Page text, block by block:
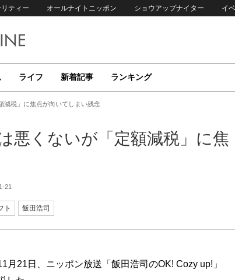
ティー オールナイトニッポン ショウアップナイター イ
ライフ 新着記事 ランキング
税」に焦点が向いてしまい残念
悪くないが「定額減税」に焦
21
ト 飯田浩司
21日、ニッポン放送「飯田浩司のOK! Cozy up!」